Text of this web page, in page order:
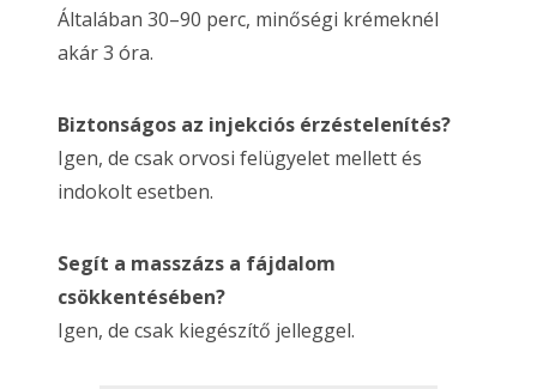
Általában 30–90 perc, minőségi krémeknél
akár 3 óra.
Biztonságos az injekciós érzéstelenítés?
Igen, de csak orvosi felügyelet mellett és
indokolt esetben.
Segít a masszázs a fájdalom
csökkentésében?
Igen, de csak kiegészítő jelleggel.